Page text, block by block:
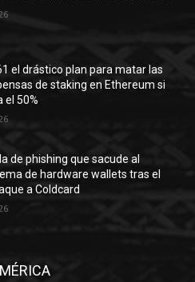
el drástico plan para matar las
de staking en Ethereum si
el 50%
de phishing que sacude al
de hardware wallets tras el
a Coldcard